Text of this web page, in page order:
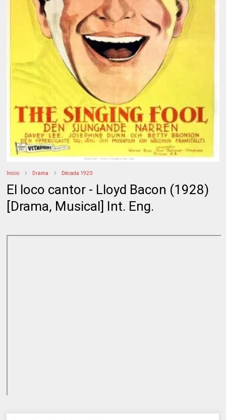
Inicio Drama Década 1920
El loco cantor - Lloyd Bacon (1928)
[Drama, Musical] Int. Eng.